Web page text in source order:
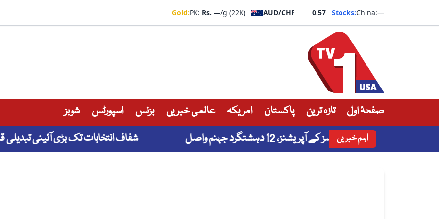
Gold:PK: Rs. —/g (22K) AUD/CHF 0.57 Stocks:China:—
صفحۂ اول تازہ ترین پاکستان امریکہ عالمی خبریں بزنس اسپورٹس شوبز
اہم خبریں
میں سکیورٹی فورسز کے آپریشنز، 12 دہشتگرد جہنم واصل شفاف انتخابات تک بڑی آئینی تبدیلی